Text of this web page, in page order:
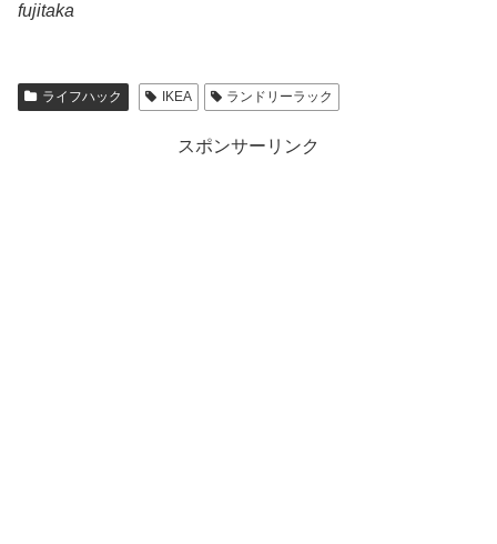
fujitaka
ライフハック IKEA ランドリーラック
スポンサーリンク